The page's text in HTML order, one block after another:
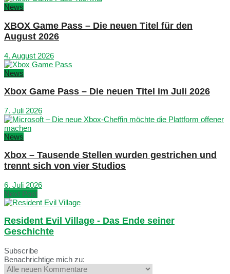
News
XBOX Game Pass – Die neuen Titel für den
August 2026
4. August 2026
News
Xbox Game Pass – Die neuen Titel im Juli 2026
7. Juli 2026
News
Xbox – Tausende Stellen wurden gestrichen und
trennt sich von vier Studios
6. Juli 2026
Next Post
Resident Evil Village - Das Ende seiner
Geschichte
Subscribe
Benachrichtige mich zu: